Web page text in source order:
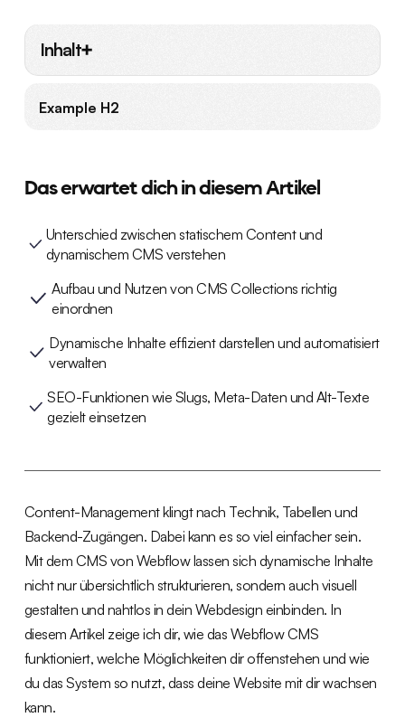
Das erwartet dich in diesem Artikel
Unterschied zwischen statischem Content und
dynamischem CMS verstehen
Aufbau und Nutzen von CMS Collections richtig
einordnen
Dynamische Inhalte effizient darstellen und automatisiert
verwalten
SEO-Funktionen wie Slugs, Meta-Daten und Alt-Texte
gezielt einsetzen
Content-Management klingt nach Technik, Tabellen und
Backend-Zugängen. Dabei kann es so viel einfacher sein.
Mit dem CMS von Webflow lassen sich dynamische Inhalte
nicht nur übersichtlich strukturieren, sondern auch visuell
gestalten und nahtlos in dein Webdesign einbinden. In
diesem Artikel zeige ich dir, wie das Webflow CMS
funktioniert, welche Möglichkeiten dir offenstehen und wie
du das System so nutzt, dass deine Website mit dir wachsen
kann.
Inhalt
Example H2